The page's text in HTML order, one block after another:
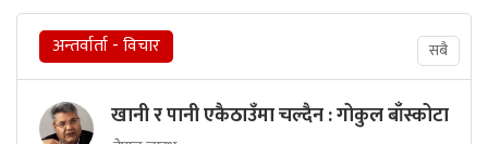
अन्तर्वार्ता - विचार सबै
खानी र पानी एकैठाउँमा चल्दैन : गोकुल बाँस्कोटा